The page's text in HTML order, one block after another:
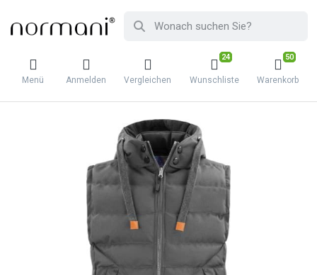
Menü Anmelden Vergleichen
24
Wunschliste
50
Warenkorb